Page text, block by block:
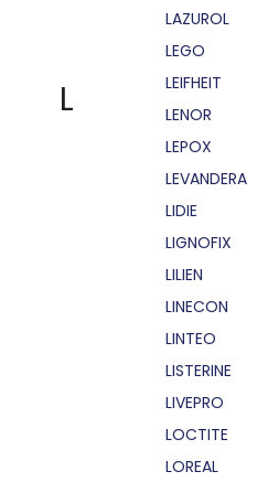
L
LAZUROL
LEGO
LEIFHEIT
LENOR
LEPOX
LEVANDERA
LIDIE
LIGNOFIX
LILIEN
LINECON
LINTEO
LISTERINE
LIVEPRO
LOCTITE
LOREAL